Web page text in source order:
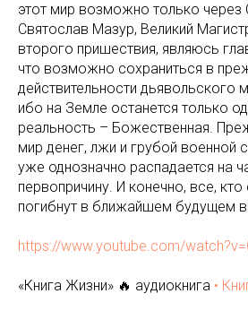
этот мир возможно только через
Святослав Мазур, Великий
второго пришествия, являюсь
что возможно сохраниться в
действительности дьявольского
ибо на Земле останется только
реальность – Божественная.
мир денег, лжи и грубой военной
уже однозначно распадается на
первопричину. И конечно, все,
погибнут в ближайшем будущем
https://www.youtube.com/
«Книга Жизни» 🔥 аудиокнига •